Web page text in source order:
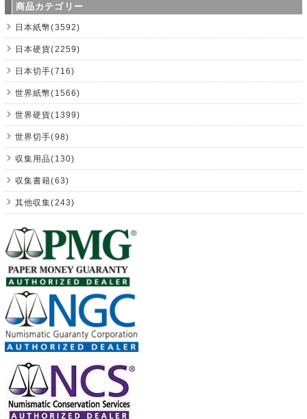
商品カテゴリー
日本紙幣(3592)
日本硬貨(2259)
日本切手(716)
世界紙幣(1566)
世界硬貨(1399)
世界切手(98)
収集用品(130)
収集書籍(63)
其他収集(243)